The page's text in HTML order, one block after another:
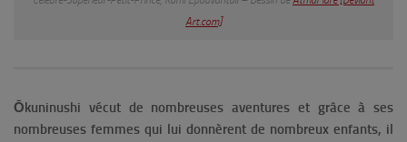
Art.com]
Ōkuninushi vécut de nombreuses aventures et grâce à ses
nombreuses femmes qui lui donnèrent de nombreux enfants, il